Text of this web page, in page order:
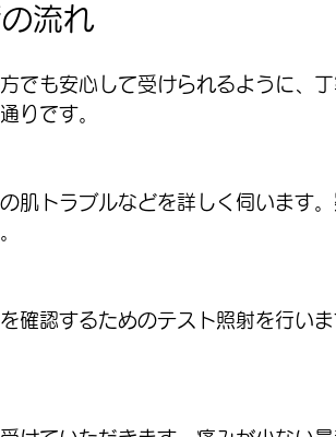
流れ
でも安心して受けられるように、
りです。
肌トラブルなどを詳しく伺います
確認するためのテスト照射を行い